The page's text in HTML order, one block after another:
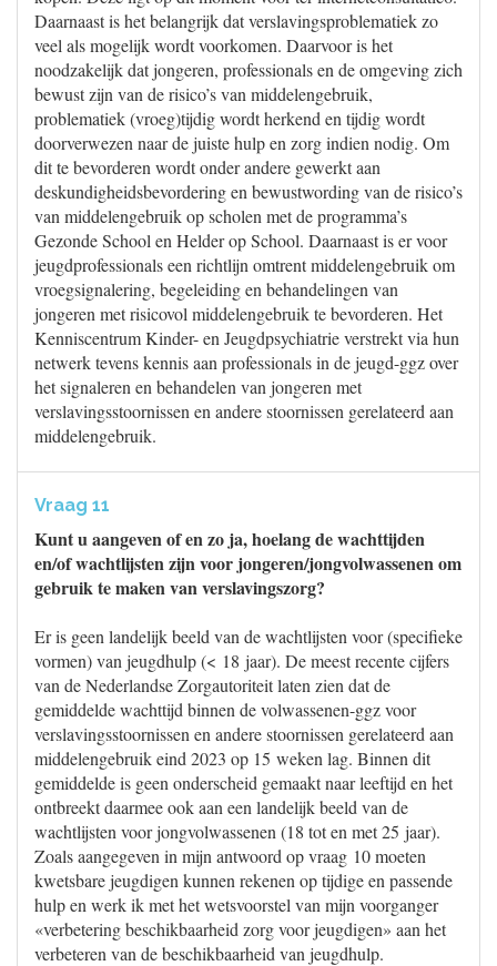
Daarnaast is het belangrijk dat verslavingsproblematiek zo
veel als mogelijk wordt voorkomen. Daarvoor is het
noodzakelijk dat jongeren, professionals en de omgeving zich
bewust zijn van de risico’s van middelengebruik,
problematiek (vroeg)tijdig wordt herkend en tijdig wordt
doorverwezen naar de juiste hulp en zorg indien nodig. Om
dit te bevorderen wordt onder andere gewerkt aan
deskundigheidsbevordering en bewustwording van de risico’s
van middelengebruik op scholen met de programma’s
Gezonde School en Helder op School. Daarnaast is er voor
jeugdprofessionals een richtlijn omtrent middelengebruik om
vroegsignalering, begeleiding en behandelingen van
jongeren met risicovol middelengebruik te bevorderen. Het
Kenniscentrum Kinder- en Jeugdpsychiatrie verstrekt via hun
netwerk tevens kennis aan professionals in de jeugd-ggz over
het signaleren en behandelen van jongeren met
verslavingsstoornissen en andere stoornissen gerelateerd aan
middelengebruik.
Vraag 11
Kunt u aangeven of en zo ja, hoelang de wachttijden
en/of wachtlijsten zijn voor jongeren/jongvolwassenen om
gebruik te maken van verslavingszorg?
Er is geen landelijk beeld van de wachtlijsten voor (specifieke
vormen) van jeugdhulp (< 18 jaar). De meest recente cijfers
van de Nederlandse Zorgautoriteit laten zien dat de
gemiddelde wachttijd binnen de volwassenen-ggz voor
verslavingsstoornissen en andere stoornissen gerelateerd aan
middelengebruik eind 2023 op 15 weken lag. Binnen dit
gemiddelde is geen onderscheid gemaakt naar leeftijd en het
ontbreekt daarmee ook aan een landelijk beeld van de
wachtlijsten voor jongvolwassenen (18 tot en met 25 jaar).
Zoals aangegeven in mijn antwoord op vraag 10 moeten
kwetsbare jeugdigen kunnen rekenen op tijdige en passende
hulp en werk ik met het wetsvoorstel van mijn voorganger
«verbetering beschikbaarheid zorg voor jeugdigen» aan het
verbeteren van de beschikbaarheid van jeugdhulp.